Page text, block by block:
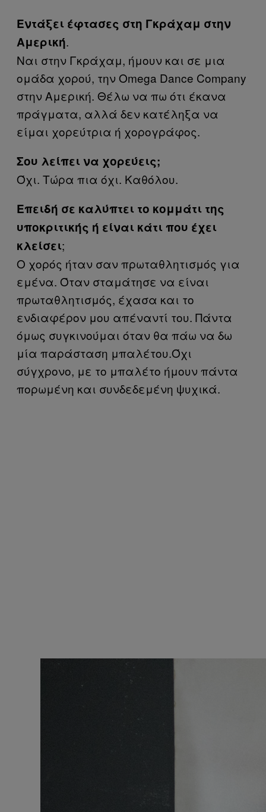
Εντάξει έφτασες στη Γκράχαμ στην
Αμερική.
Ναι στην Γκράχαμ, ήμουν και σε μια
ομάδα χορού, την Omega Dance Company
στην Αμερική. Θέλω να πω ότι έκανα
πράγματα, αλλά δεν κατέληξα να
είμαι χορεύτρια ή χορογράφος.
Σου λείπει να χορεύεις;
Όχι. Τώρα πια όχι. Καθόλου.
Επειδή σε καλύπτει το κομμάτι της
υποκριτικής ή είναι κάτι που έχει
κλείσει;
Ο χορός ήταν σαν πρωταθλητισμός για
εμένα. Όταν σταμάτησε να είναι
πρωταθλητισμός, έχασα και το
ενδιαφέρον μου απέναντί του. Πάντα
όμως συγκινούμαι όταν θα πάω να δω
μία παράσταση μπαλέτου.Όχι
σύγχρονο, με το μπαλέτο ήμουν πάντα
πορωμένη και συνδεδεμένη ψυχικά.